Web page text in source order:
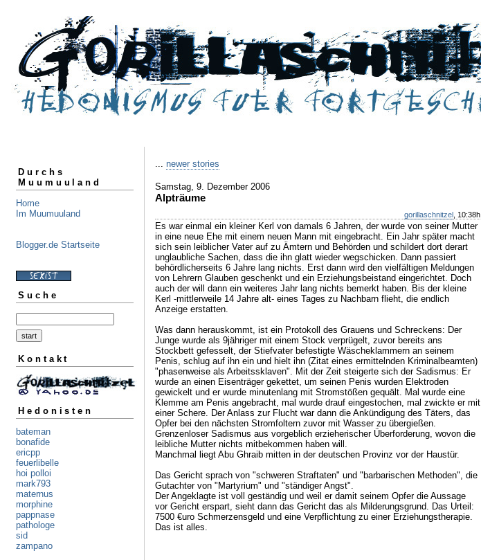
Durchs
Muumuuland
Home
Im Muumuuland
Blogger.de Startseite
Suche
Kontakt
Hedonisten
bateman
bonafide
ericpp
feuerlibelle
hoi polloi
mark793
maternus
morphine
pappnase
pathologe
sid
zampano
... newer stories
Samstag, 9. Dezember 2006
Alpträume
gorillaschnitzel , 10:38h
Es war einmal ein kleiner Kerl von damals 6 Jahren, der wurde von seiner Mutter
in eine neue Ehe mit einem neuen Mann mit eingebracht. Ein Jahr später macht
sich sein leiblicher Vater auf zu Ämtern und Behörden und schildert dort derart
unglaubliche Sachen, dass die ihn glatt wieder wegschicken. Dann passiert
behördlicherseits 6 Jahre lang nichts. Erst dann wird den vielfältigen Meldungen
von Lehrern Glauben geschenkt und ein Erziehungsbeistand eingerichtet. Doch
auch der will dann ein weiteres Jahr lang nichts bemerkt haben. Bis der kleine
Kerl -mittlerweile 14 Jahre alt- eines Tages zu Nachbarn flieht, die endlich
Anzeige erstatten.
Was dann herauskommt, ist ein Protokoll des Grauens und Schreckens: Der
Junge wurde als 9jähriger mit einem Stock verprügelt, zuvor bereits ans
Stockbett gefesselt, der Stiefvater befestigte Wäscheklammern an seinem
Penis, schlug auf ihn ein und hielt ihn (Zitat eines ermittelnden Kriminalbeamten)
"phasenweise als Arbeitssklaven". Mit der Zeit steigerte sich der Sadismus: Er
wurde an einen Eisenträger gekettet, um seinen Penis wurden Elektroden
gewickelt und er wurde minutenlang mit Stromstößen gequält. Mal wurde eine
Klemme am Penis angebracht, mal wurde drauf eingestochen, mal zwickte er mit
einer Schere. Der Anlass zur Flucht war dann die Ankündigung des Täters, das
Opfer bei den nächsten Stromfoltern zuvor mit Wasser zu übergießen.
Grenzenloser Sadismus aus vorgeblich erzieherischer Überforderung, wovon die
leibliche Mutter nichts mitbekommen haben will.
Manchmal liegt Abu Ghraib mitten in der deutschen Provinz vor der Haustür.
Das Gericht sprach von "schweren Straftaten" und "barbarischen Methoden", die
Gutachter von "Martyrium" und "ständiger Angst".
Der Angeklagte ist voll geständig und weil er damit seinem Opfer die Aussage
vor Gericht erspart, sieht dann das Gericht das als Milderungsgrund. Das Urteil:
7500 €uro Schmerzensgeld und eine Verpflichtung zu einer Erziehungstherapie.
Das ist alles.